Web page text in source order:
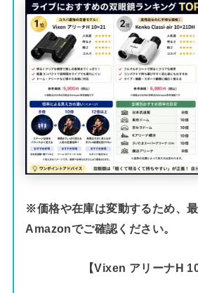
※価格や在庫は変動するため、
Amazonでご確認ください。
【Vixen アリーナH